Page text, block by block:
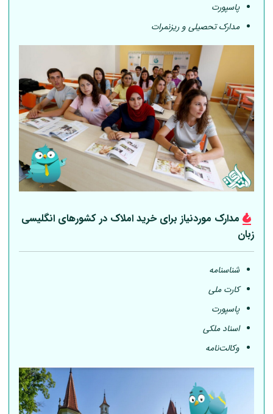
پاسپورت
مدارک تحصیلی و ریزنمرات
مدارک موردنیاز برای خرید املاک در کشورهای انگلیسی
زبان
شناسنامه
کارت ملی
پاسپورت
اسناد ملکی
وکالت‌نامه